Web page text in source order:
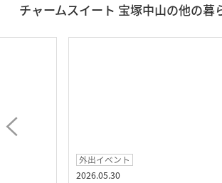
チャームスイート 宝塚中山の他の暮
外出イベント
2026.05.30